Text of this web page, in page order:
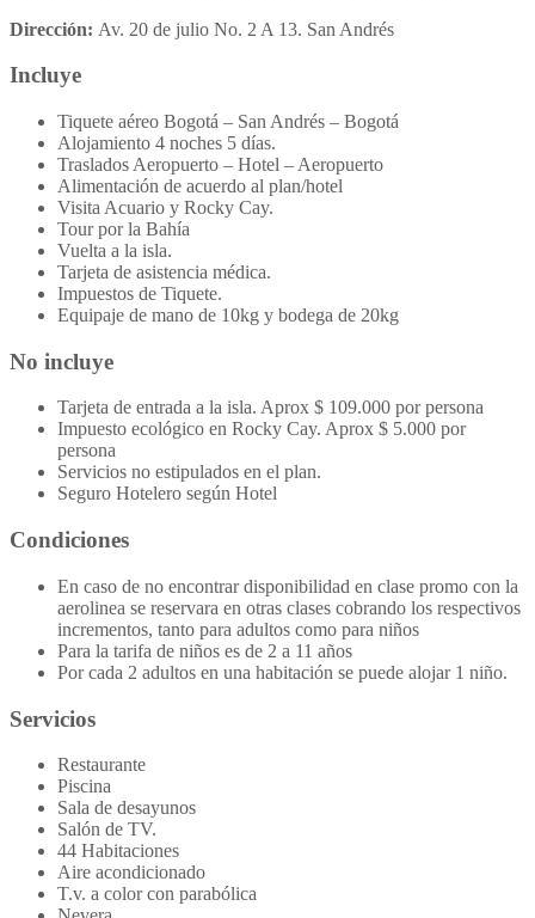
Dirección: Av. 20 de julio No. 2 A 13. San Andrés
Incluye
Tiquete aéreo Bogotá – San Andrés – Bogotá
Alojamiento 4 noches 5 días.
Traslados Aeropuerto – Hotel – Aeropuerto
Alimentación de acuerdo al plan/hotel
Visita Acuario y Rocky Cay.
Tour por la Bahía
Vuelta a la isla.
Tarjeta de asistencia médica.
Impuestos de Tiquete.
Equipaje de mano de 10kg y bodega de 20kg
No incluye
Tarjeta de entrada a la isla. Aprox $ 109.000 por persona
Impuesto ecológico en Rocky Cay. Aprox $ 5.000 por
persona
Servicios no estipulados en el plan.
Seguro Hotelero según Hotel
Condiciones
En caso de no encontrar disponibilidad en clase promo con la
aerolinea se reservara en otras clases cobrando los respectivos
incrementos, tanto para adultos como para niños
Para la tarifa de niños es de 2 a 11 años
Por cada 2 adultos en una habitación se puede alojar 1 niño.
Servicios
Restaurante
Piscina
Sala de desayunos
Salón de TV.
44 Habitaciones
Aire acondicionado
T.v. a color con parabólica